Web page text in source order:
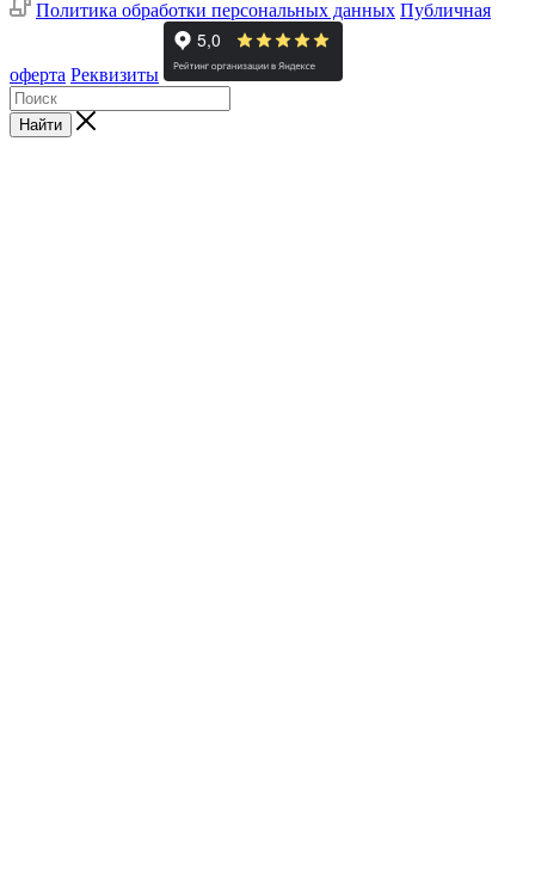
Политика обработки персональных данных Публичная
оферта Реквизиты
Найти